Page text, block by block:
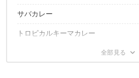
サバカレー
道具
トロピカルキーマカレー